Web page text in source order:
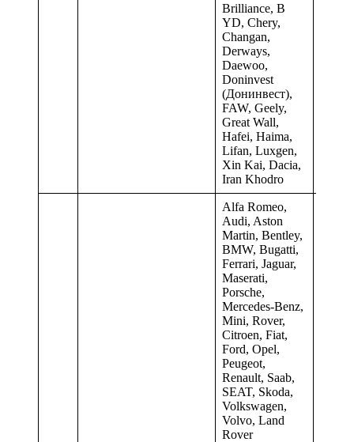
Brilliance, В
YD, Chery,
Changan,
Derways,
Daewoo,
Doninvest
(Донинвест),
FAW, Geely,
Great Wall,
Hafei, Haima,
Lifan, Luxgen,
Xin Kai, Dacia,
Iran Khodro
Alfa Romeo,
Audi, Aston
Martin, Bentley,
BMW, Bugatti,
Ferrari, Jaguar,
Maserati,
Porsche,
Mercedes-Benz,
Mini, Rover,
Citroen, Fiat,
Ford, Opel,
Peugeot,
Renault, Saab,
SEAT, Skoda,
Volkswagen,
Volvo, Land
Rover